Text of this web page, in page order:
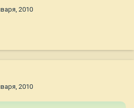
2010
2010